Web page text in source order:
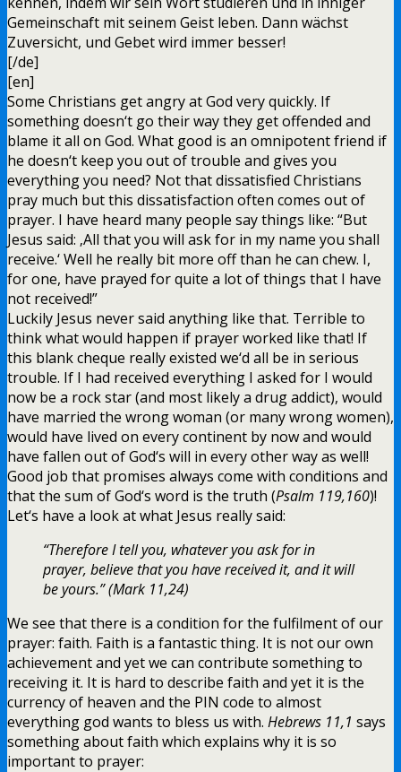
Gemeinschaft mit seinem Geist leben. Dann wächst
Zuversicht, und Gebet wird immer besser!
[/de]
[en]
Some Christians get angry at God very quickly. If
something doesn‘t go their way they get offended and
blame it all on God. What good is an omnipotent friend if
he doesn‘t keep you out of trouble and gives you
everything you need? Not that dissatisfied Christians
pray much but this dissatisfaction often comes out of
prayer. I have heard many people say things like: “But
Jesus said: ‚All that you will ask for in my name you shall
receive.‘ Well he really bit more off than he can chew. I,
for one, have prayed for quite a lot of things that I have
not received!”
Luckily Jesus never said anything like that. Terrible to
think what would happen if prayer worked like that! If
this blank cheque really existed we‘d all be in serious
trouble. If I had received everything I asked for I would
now be a rock star (and most likely a drug addict), would
have married the wrong woman (or many wrong women),
would have lived on every continent by now and would
have fallen out of God‘s will in every other way as well!
Good job that promises always come with conditions and
that the sum of God‘s word is the truth (Psalm 119,160)!
Let‘s have a look at what Jesus really said:
“Therefore I tell you, whatever you ask for in
prayer, believe that you have received it, and it will
be yours.” (Mark 11,24)
We see that there is a condition for the fulfilment of our
prayer: faith. Faith is a fantastic thing. It is not our own
achievement and yet we can contribute something to
receiving it. It is hard to describe faith and yet it is the
currency of heaven and the PIN code to almost
everything god wants to bless us with. Hebrews 11,1 says
something about faith which explains why it is so
important to prayer: